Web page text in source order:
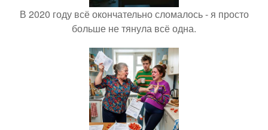
В 2020 году всё окончательно сломалось - я просто
больше не тянула всё одна.